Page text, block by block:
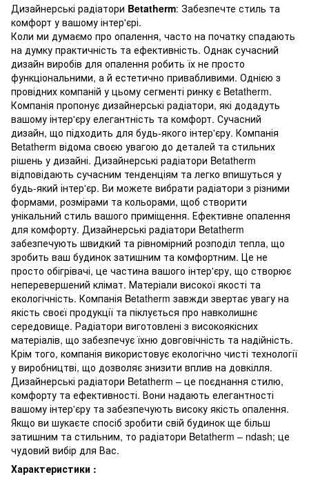
Дизайнерські радіатори Betatherm: Забезпечте стиль та
комфорт у вашому інтер'єрі.
Коли ми думаємо про опалення, часто на початку спадають
на думку практичність та ефективність. Однак сучасний
дизайн виробів для опалення робить їх не просто
функціональними, а й естетично привабливими. Однією з
провідних компаній у цьому сегменті ринку є Betatherm.
Компанія пропонує дизайнерські радіатори, які додадуть
вашому інтер'єру елегантність та комфорт. Сучасний
дизайн, що підходить для будь-якого інтер'єру. Компанія
Betatherm відома своєю увагою до деталей та стильних
рішень у дизайні. Дизайнерські радіатори Betatherm
відповідають сучасним тенденціям та легко впишуться у
будь-який інтер'єр. Ви можете вибрати радіатори з різними
формами, розмірами та кольорами, щоб створити
унікальний стиль вашого приміщення. Ефективне опалення
для комфорту. Дизайнерські радіатори Betatherm
забезпечують швидкий та рівномірний розподіл тепла, що
зробить ваш будинок затишним та комфортним. Це не
просто обігрівачі, це частина вашого інтер'єру, що створює
неперевершений клімат. Матеріали високої якості та
екологічність. Компанія Betatherm завжди звертає увагу на
якість своєї продукції та піклується про навколишнє
середовище. Радіатори виготовлені з високоякісних
матеріалів, що забезпечує їхню довговічність та надійність.
Крім того, компанія використовує екологічно чисті технології
у виробництві, що дозволяє знизити вплив на довкілля.
Дизайнерські радіатори Betatherm – це поєднання стилю,
комфорту та ефективності. Вони надають елегантності
вашому інтер'єру та забезпечують високу якість опалення.
Якщо ви шукаєте спосіб зробити свій будинок ще більш
затишним та стильним, то радіатори Betatherm – ndash; це
чудовий вибір для Вас.
Характеристики :